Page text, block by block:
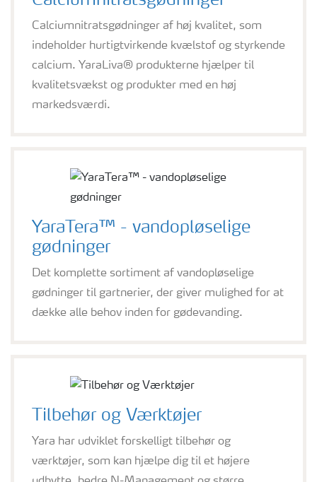
Calciumnitratsgødninger af høj kvalitet, som
indeholder hurtigtvirkende kvælstof og styrkende
calcium. YaraLiva® produkterne hjælper til
kvalitetsvækst og produkter med en høj
markedsværdi.
YaraTera™ - vandopløselige
gødninger
Det komplette sortiment af vandopløselige
gødninger til gartnerier, der giver mulighed for at
dække alle behov inden for gødevanding.
Tilbehør og Værktøjer
Yara har udviklet forskelligt tilbehør og
værktøjer, som kan hjælpe dig til et højere